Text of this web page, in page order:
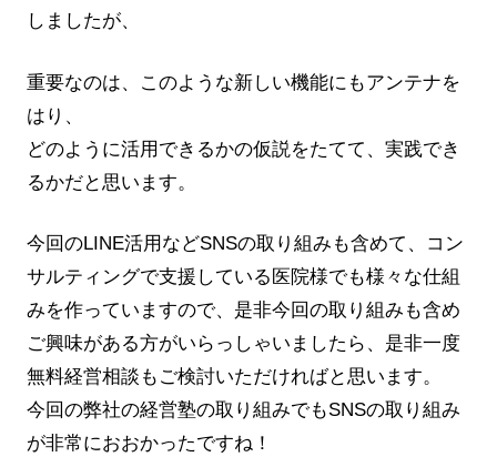
しましたが、
重要なのは、このような新しい機能にもアンテナを
はり、
どのように活用できるかの仮説をたてて、実践でき
るかだと思います。
今回のLINE活用などSNSの取り組みも含めて、コン
サルティングで支援している医院様でも様々な仕組
みを作っていますので、是非今回の取り組みも含め
ご興味がある方がいらっしゃいましたら、是非一度
無料経営相談もご検討いただければと思います。
今回の弊社の経営塾の取り組みでもSNSの取り組み
が非常におおかったですね！